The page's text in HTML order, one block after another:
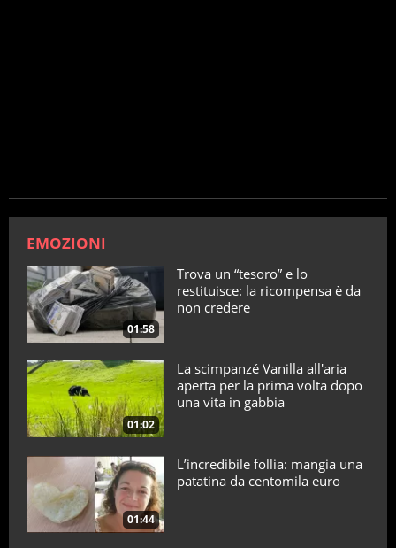
EMOZIONI
01:58
Trova un “tesoro” e lo
restituisce: la ricompensa è da
non credere
01:02
La scimpanzé Vanilla all'aria
aperta per la prima volta dopo
una vita in gabbia
01:44
L’incredibile follia: mangia una
patatina da centomila euro